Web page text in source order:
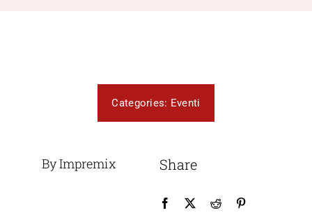
Categories: Eventi
By Impremix Share